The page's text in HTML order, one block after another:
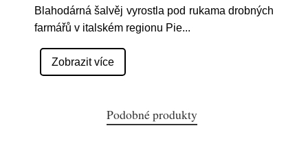
Blahodárná šalvěj vyrostla pod rukama drobných
farmářů v italském regionu Pie...
Zobrazit více
Podobné produkty